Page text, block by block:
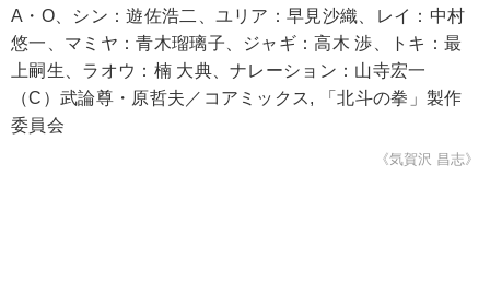
A・O、シン：遊佐浩二、ユリア：早見沙織、レイ：中村
悠一、マミヤ：青木瑠璃子、ジャギ：高木 渉、トキ：最
上嗣生、ラオウ：楠 大典、ナレーション：山寺宏一
（C）武論尊・原哲夫／コアミックス, 「北斗の拳」製作
委員会
《気賀沢 昌志》